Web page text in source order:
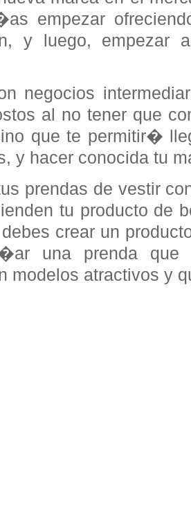
empezar
y luego,
negocios
al no tener que
que te permitir�
y hacer conocida tu
prendas de vestir
tu producto de
crear un
una prenda que
modelos atractivos y